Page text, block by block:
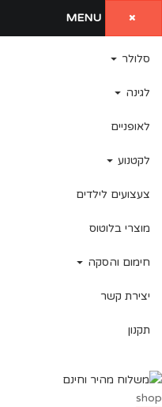
MENU
סלולר
לגינה
לאופניים
לקטנוע
צעצועים לילדים
מוצרי בלוטוס
חימום והסקה
יצירת קשר
תקנון